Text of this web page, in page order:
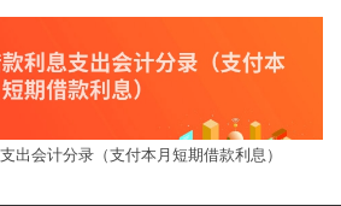
出会计分录（支付本月短期借款利息）